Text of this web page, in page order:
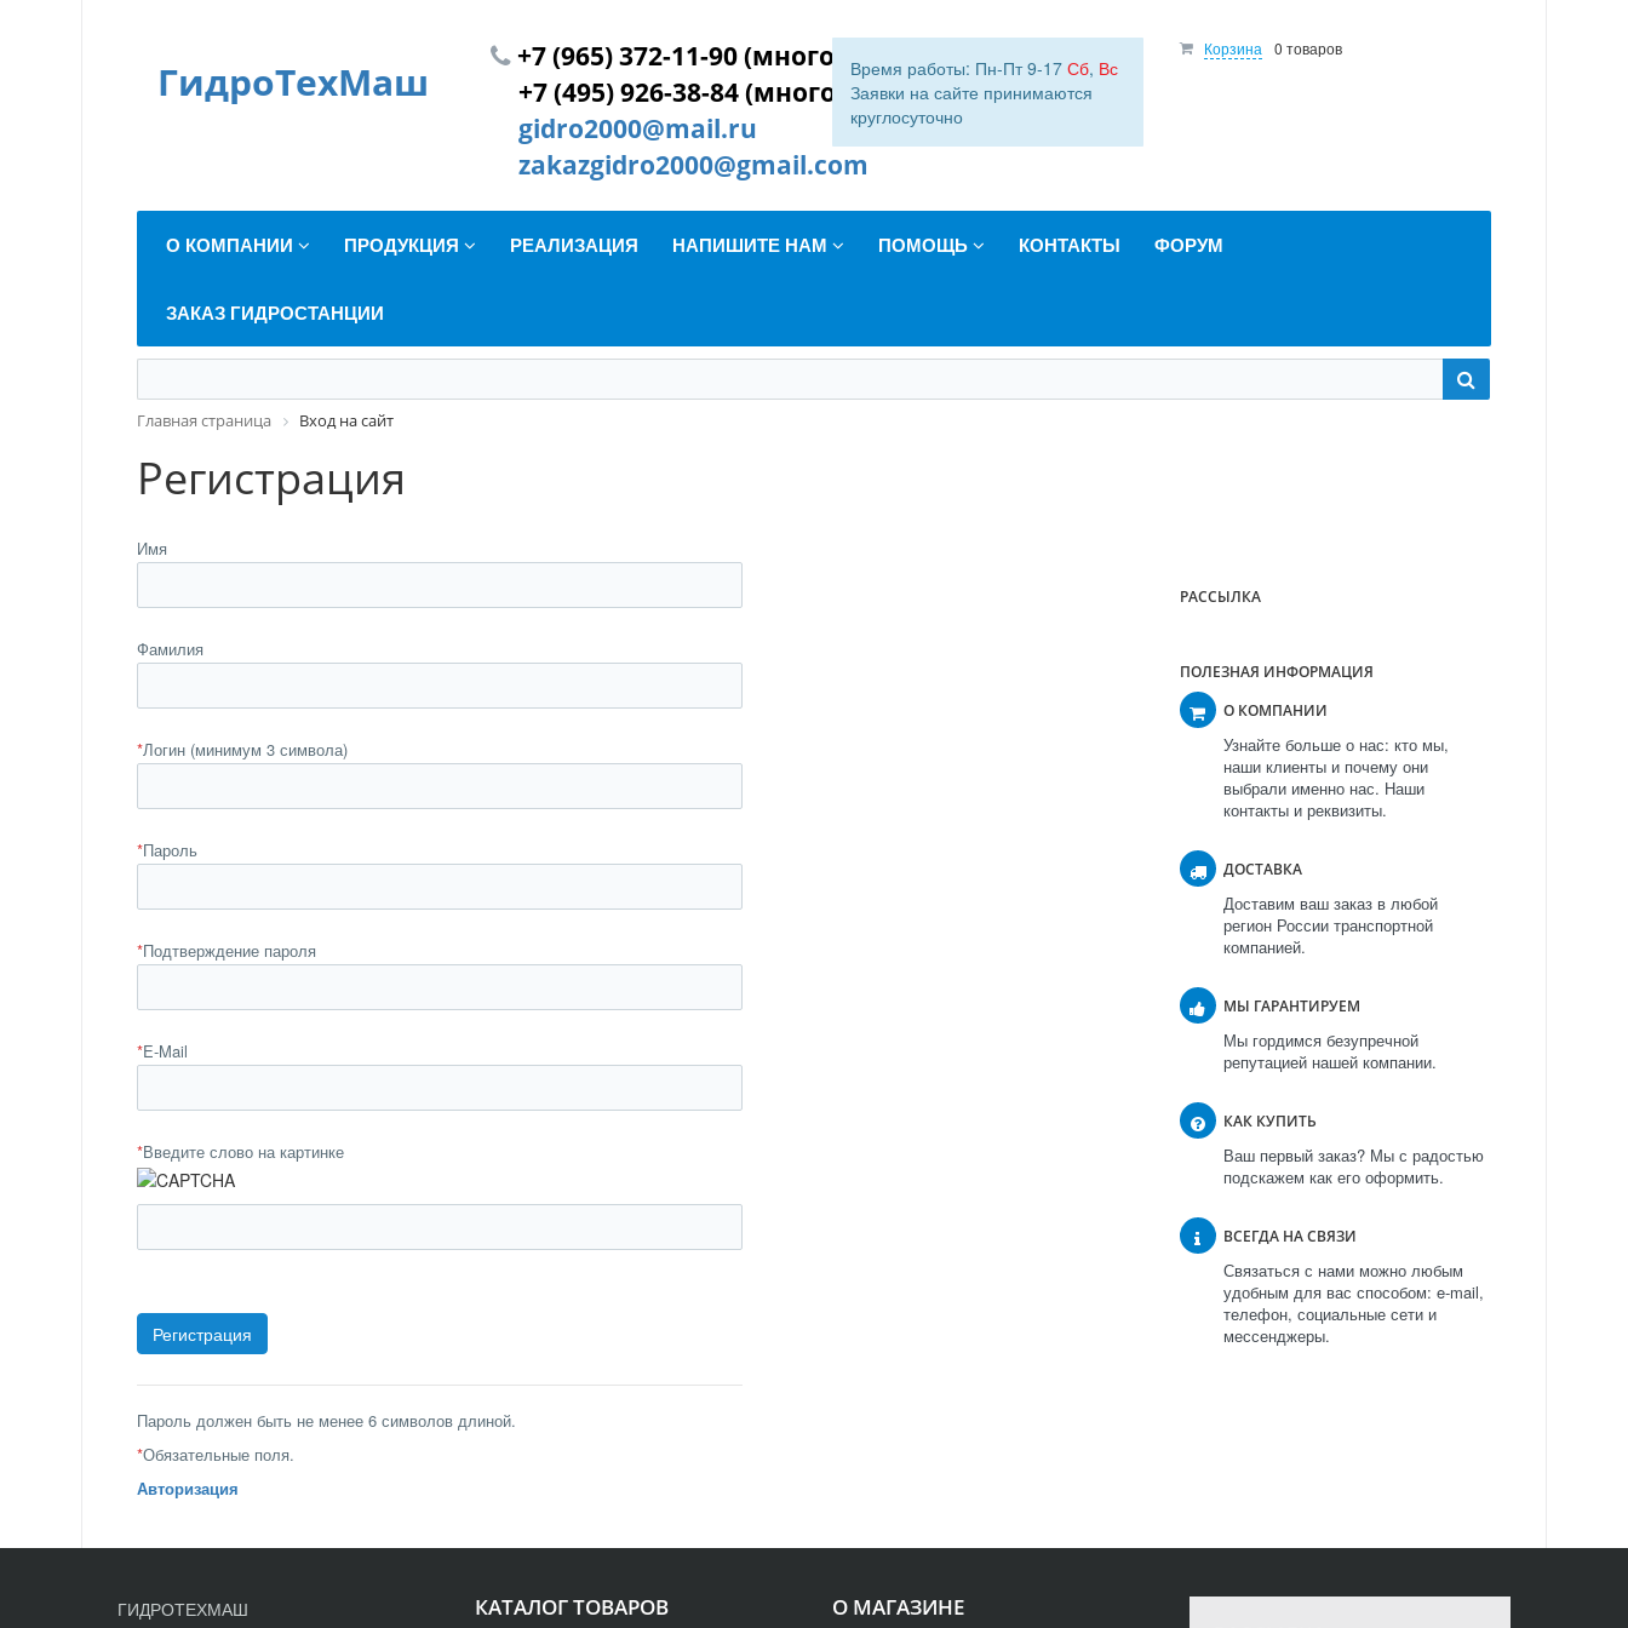
ГидроТехМаш
+7 (965) 372-11-90 (многокан.)
+7 (495) 926-38-84 (многокан.)
gidro2000@mail.ru
zakazgidro2000@gmail.com
Время работы: Пн-Пт 9-17 Сб, Вс
Заявки на сайте принимаются
круглосуточно
Корзина 0 товаров
О КОМПАНИИ ПРОДУКЦИЯ РЕАЛИЗАЦИЯ НАПИШИТЕ НАМ ПОМОЩЬ КОНТАКТЫ ФОРУМ
ЗАКАЗ ГИДРОСТАНЦИИ
Главная страница Вход на сайт
Регистрация
Имя
Фамилия
*Логин (минимум 3 символа)
*Пароль
*Подтверждение пароля
*E-Mail
*Введите слово на картинке
Пароль должен быть не менее 6 символов длиной.
*Обязательные поля.
Авторизация
РАССЫЛКА
ПОЛЕЗНАЯ ИНФОРМАЦИЯ
О КОМПАНИИ
Узнайте больше о нас: кто мы,
наши клиенты и почему они
выбрали именно нас. Наши
контакты и реквизиты.
ДОСТАВКА
Доставим ваш заказ в любой
регион России транспортной
компанией.
МЫ ГАРАНТИРУЕМ
Мы гордимся безупречной
репутацией нашей компании.
КАК КУПИТЬ
Ваш первый заказ? Мы с радостью
подскажем как его оформить.
ВСЕГДА НА СВЯЗИ
Связаться с нами можно любым
удобным для вас способом: e-mail,
телефон, социальные сети и
мессенджеры.
О МАГАЗИНЕ
КАТАЛОГ ТОВАРОВ
ГИДРОТЕХМАШ